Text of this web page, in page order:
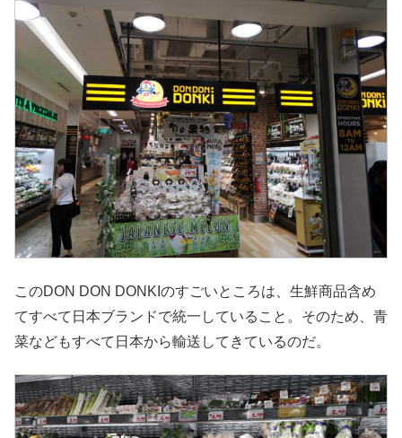
このDON DON DONKIのすごいところは、生鮮商品含め
てすべて日本ブランドで統一していること。そのため、青
菜などもすべて日本から輸送してきているのだ。